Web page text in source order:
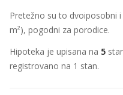
Pretežno su to dvoiposobni
m²), pogodni za porodice.
Hipoteka je upisana na 5
registrovano na 1 stan.